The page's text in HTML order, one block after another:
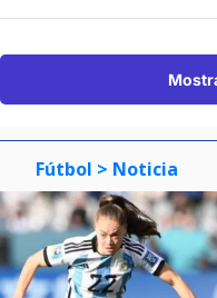
Fútbol > Noticia